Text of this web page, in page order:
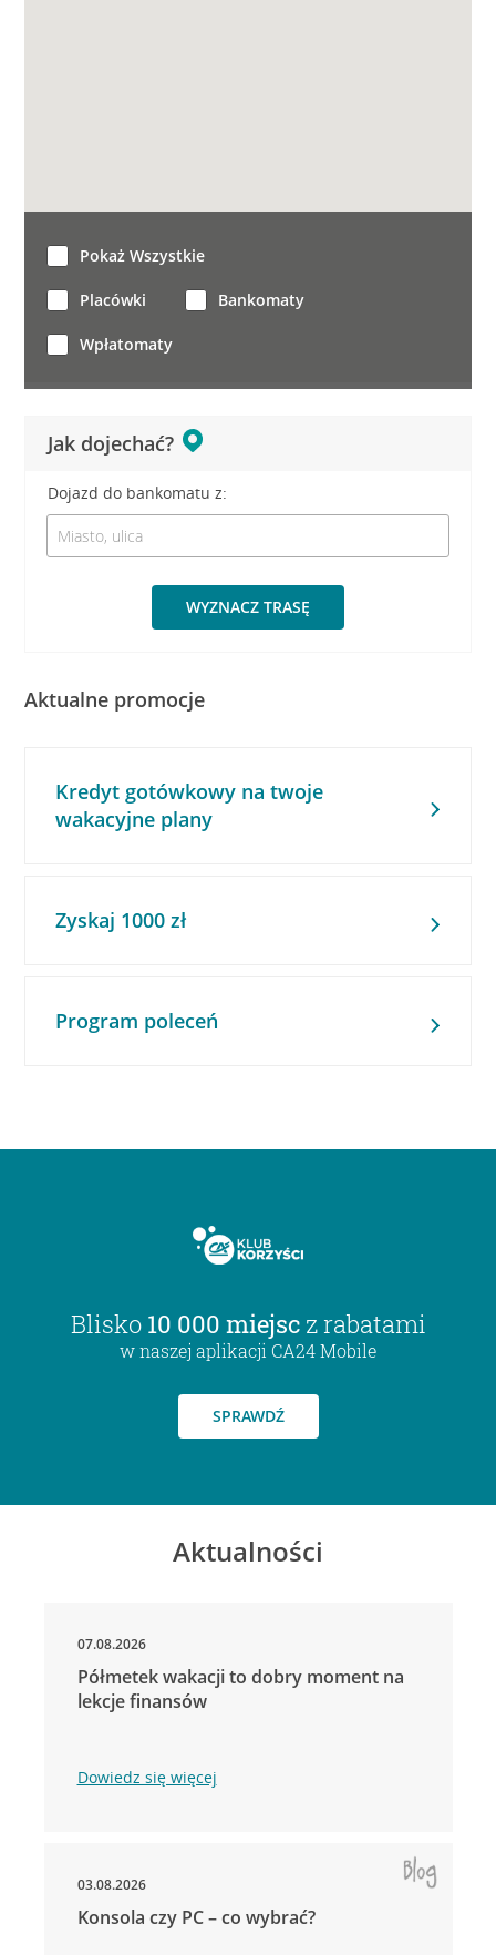
Jak dojechać?
Dojazd do bankomatu z:
WYZNACZ TRASĘ
Pokaż Wszystkie
Placówki Bankomaty
Wpłatomaty
Aktualne promocje
Kredyt gotówkowy na twoje
wakacyjne plany
Zyskaj 1000 zł
Program poleceń
Blisko 10 000 miejsc z rabatami
w naszej aplikacji CA24 Mobile
SPRAWDŹ
Aktualności
07.08.2026
Półmetek wakacji to dobry moment na
lekcje finansów
Dowiedz się więcej
03.08.2026
Konsola czy PC – co wybrać?